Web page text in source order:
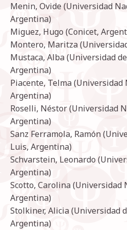
Menin, Ovide (Universidad
Argentina)
Miguez, Hugo (Conicet,
Montero, Maritza
Mustaca, Alba (Universidad
Argentina)
Piacente, Telma (Universidad
Argentina)
Roselli, Néstor (Universidad
Argentina)
Sanz Ferramola, Ramón
Luis, Argentina)
Schvarstein, Leonardo
Argentina)
Scotto, Carolina (Universidad
Argentina)
Stolkiner, Alicia (Universidad
Argentina)